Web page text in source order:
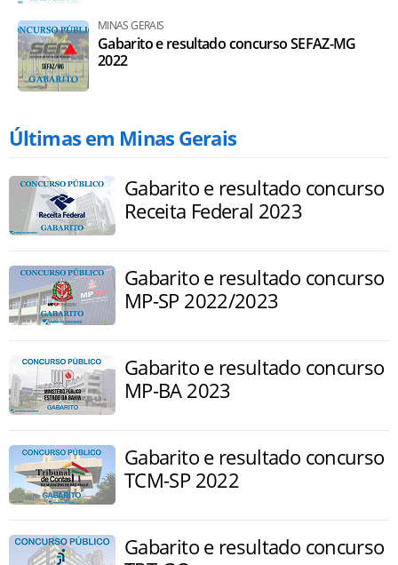
MINAS GERAIS
Gabarito e resultado concurso SEFAZ-MG
2022
Últimas em Minas Gerais
Gabarito e resultado concurso
Receita Federal 2023
Gabarito e resultado concurso
MP-SP 2022/2023
Gabarito e resultado concurso
MP-BA 2023
Gabarito e resultado concurso
TCM-SP 2022
Gabarito e resultado concurso